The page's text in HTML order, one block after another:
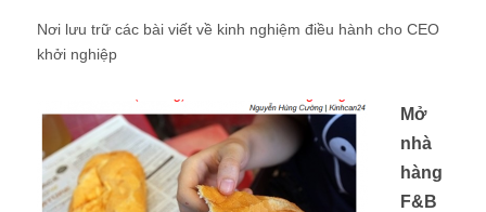
Nơi lưu trữ các bài viết về kinh nghiệm điều hành cho CEO
khởi nghiệp
Mở
nhà
hàng
F&B